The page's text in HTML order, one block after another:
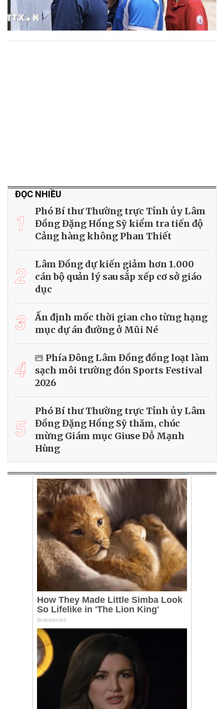
ĐỌC NHIỀU
1
Phó Bí thư Thường trực Tỉnh ủy Lâm
Đồng Đặng Hồng Sỹ kiểm tra tiến độ
Cảng hàng không Phan Thiết
2
Lâm Đồng dự kiến giảm hơn 1.000
cán bộ quản lý sau sắp xếp cơ sở giáo
dục
3
Ấn định mốc thời gian cho từng hạng
mục dự án đường ở Mũi Né
4
Phía Đông Lâm Đồng đồng loạt làm
sạch môi trường đón Sports Festival
2026
5
Phó Bí thư Thường trực Tỉnh ủy Lâm
Đồng Đặng Hồng Sỹ thăm, chúc
mừng Giám mục Giuse Đỗ Mạnh
Hùng